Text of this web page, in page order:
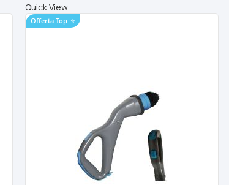
Quick View
Offerta Top ⭐